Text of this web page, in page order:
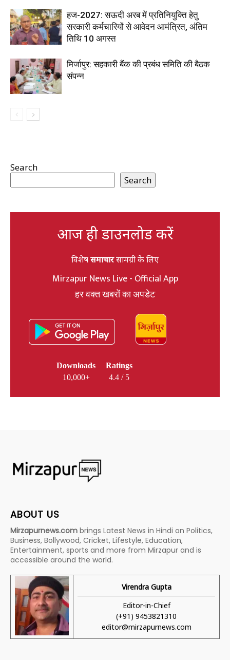
हज-2027: सऊदी अरब में प्रतिनियुक्ति हेतु
सरकारी कर्मचारियों से आवेदन आमंत्रित, अंतिम
तिथि 10 अगस्त
मिर्जापुर: सहकारी बैंक की प्रबंध समिति की बैठक
संपन्न
Search
Search
आज ही डाउनलोड करें
विशेषसमाचारसामग्री के लिए
Mirzapur News Live - Official App
हर वक्त खबरों का अपडेट
Downloads
10,000+
Ratings
4.4 / 5
ABOUT US
Mirzapurnews.com brings Latest News in Hindi on Politics,
Business, Bollywood, Cricket, Lifestyle, Education,
Entertainment, sports and more from Mirzapur and is
accessible around the world.
Virendra Gupta
Editor-in-Chief
(+91) 9453821310
editor@mirzapurnews.com